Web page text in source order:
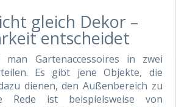
gleich Dekor –
entscheidet
Gartenaccessoires in zwei
Es gibt jene Objekte, die
dienen, den Außenbereich zu
Rede ist beispielsweise von